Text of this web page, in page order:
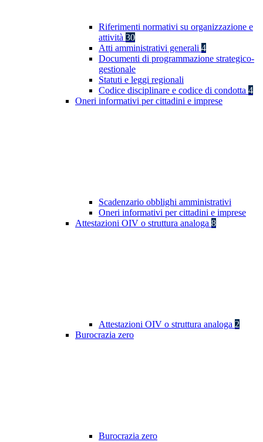
Riferimenti normativi su organizzazione e
attività 30
Atti amministrativi generali 4
Documenti di programmazione strategico-
gestionale
Statuti e leggi regionali
Codice disciplinare e codice di condotta 4
Oneri informativi per cittadini e imprese
Scadenzario obblighi amministrativi
Oneri informativi per cittadini e imprese
Attestazioni OIV o struttura analoga 8
Attestazioni OIV o struttura analoga 2
Burocrazia zero
Burocrazia zero